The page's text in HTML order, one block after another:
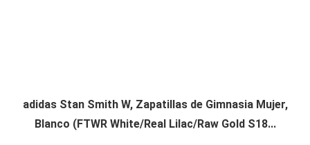
adidas Stan Smith W, Zapatillas de Gimnasia Mujer,
Blanco (FTWR White/Real Lilac/Raw Gold S18...